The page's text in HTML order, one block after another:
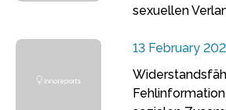
sexuellen
13 February